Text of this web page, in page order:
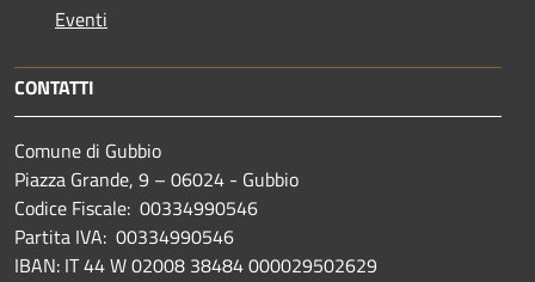
Eventi
CONTATTI
Comune di Gubbio
Piazza Grande, 9 – 06024 - Gubbio
Codice Fiscale: 00334990546
Partita IVA: 00334990546
IBAN: IT 44 W 02008 38484 000029502629